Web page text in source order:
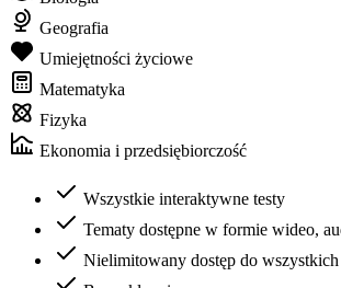
Geografia
Umiejętności życiowe
Matematyka
Fizyka
Ekonomia i przedsiębiorczość
Wszystkie interaktywne testy
Tematy dostępne w formie wideo,
Nielimitowany dostęp do